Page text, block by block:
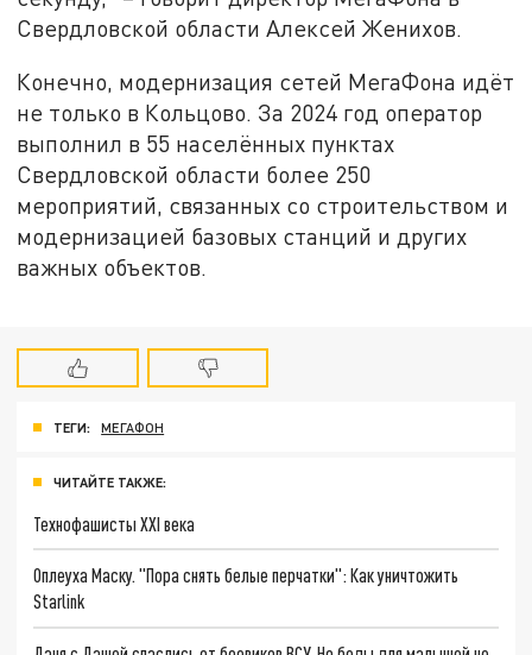
Свердловской области Алексей Женихов.
Конечно, модернизация сетей МегаФона идёт
не только в Кольцово. За 2024 год оператор
выполнил в 55 населённых пунктах
Свердловской области более 250
мероприятий, связанных со строительством и
модернизацией базовых станций и других
важных объектов.
ТЕГИ: МЕГАФОН
ЧИТАЙТЕ ТАКЖЕ:
Технофашисты XXI века
Оплеуха Маску. "Пора снять белые перчатки": Как уничтожить
Starlink